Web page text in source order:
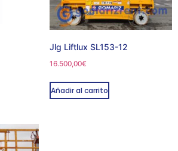
Jlg Liftlux SL153-12
16.500,00€
Añadir al carrito